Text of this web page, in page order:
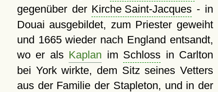
gegenüber der Kirche Saint-Jacques - in
Douai ausgebildet, zum Priester geweiht
und 1665 wieder nach England entsandt,
wo er als Kaplan im Schloss in Carlton
bei York wirkte, dem Sitz seines Vetters
aus der Familie der Stapleton, und in der